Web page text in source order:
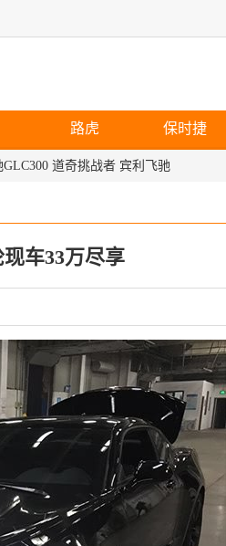
路虎 保时捷
GLC300 道奇挑战者 宾利飞驰
车33万尽享